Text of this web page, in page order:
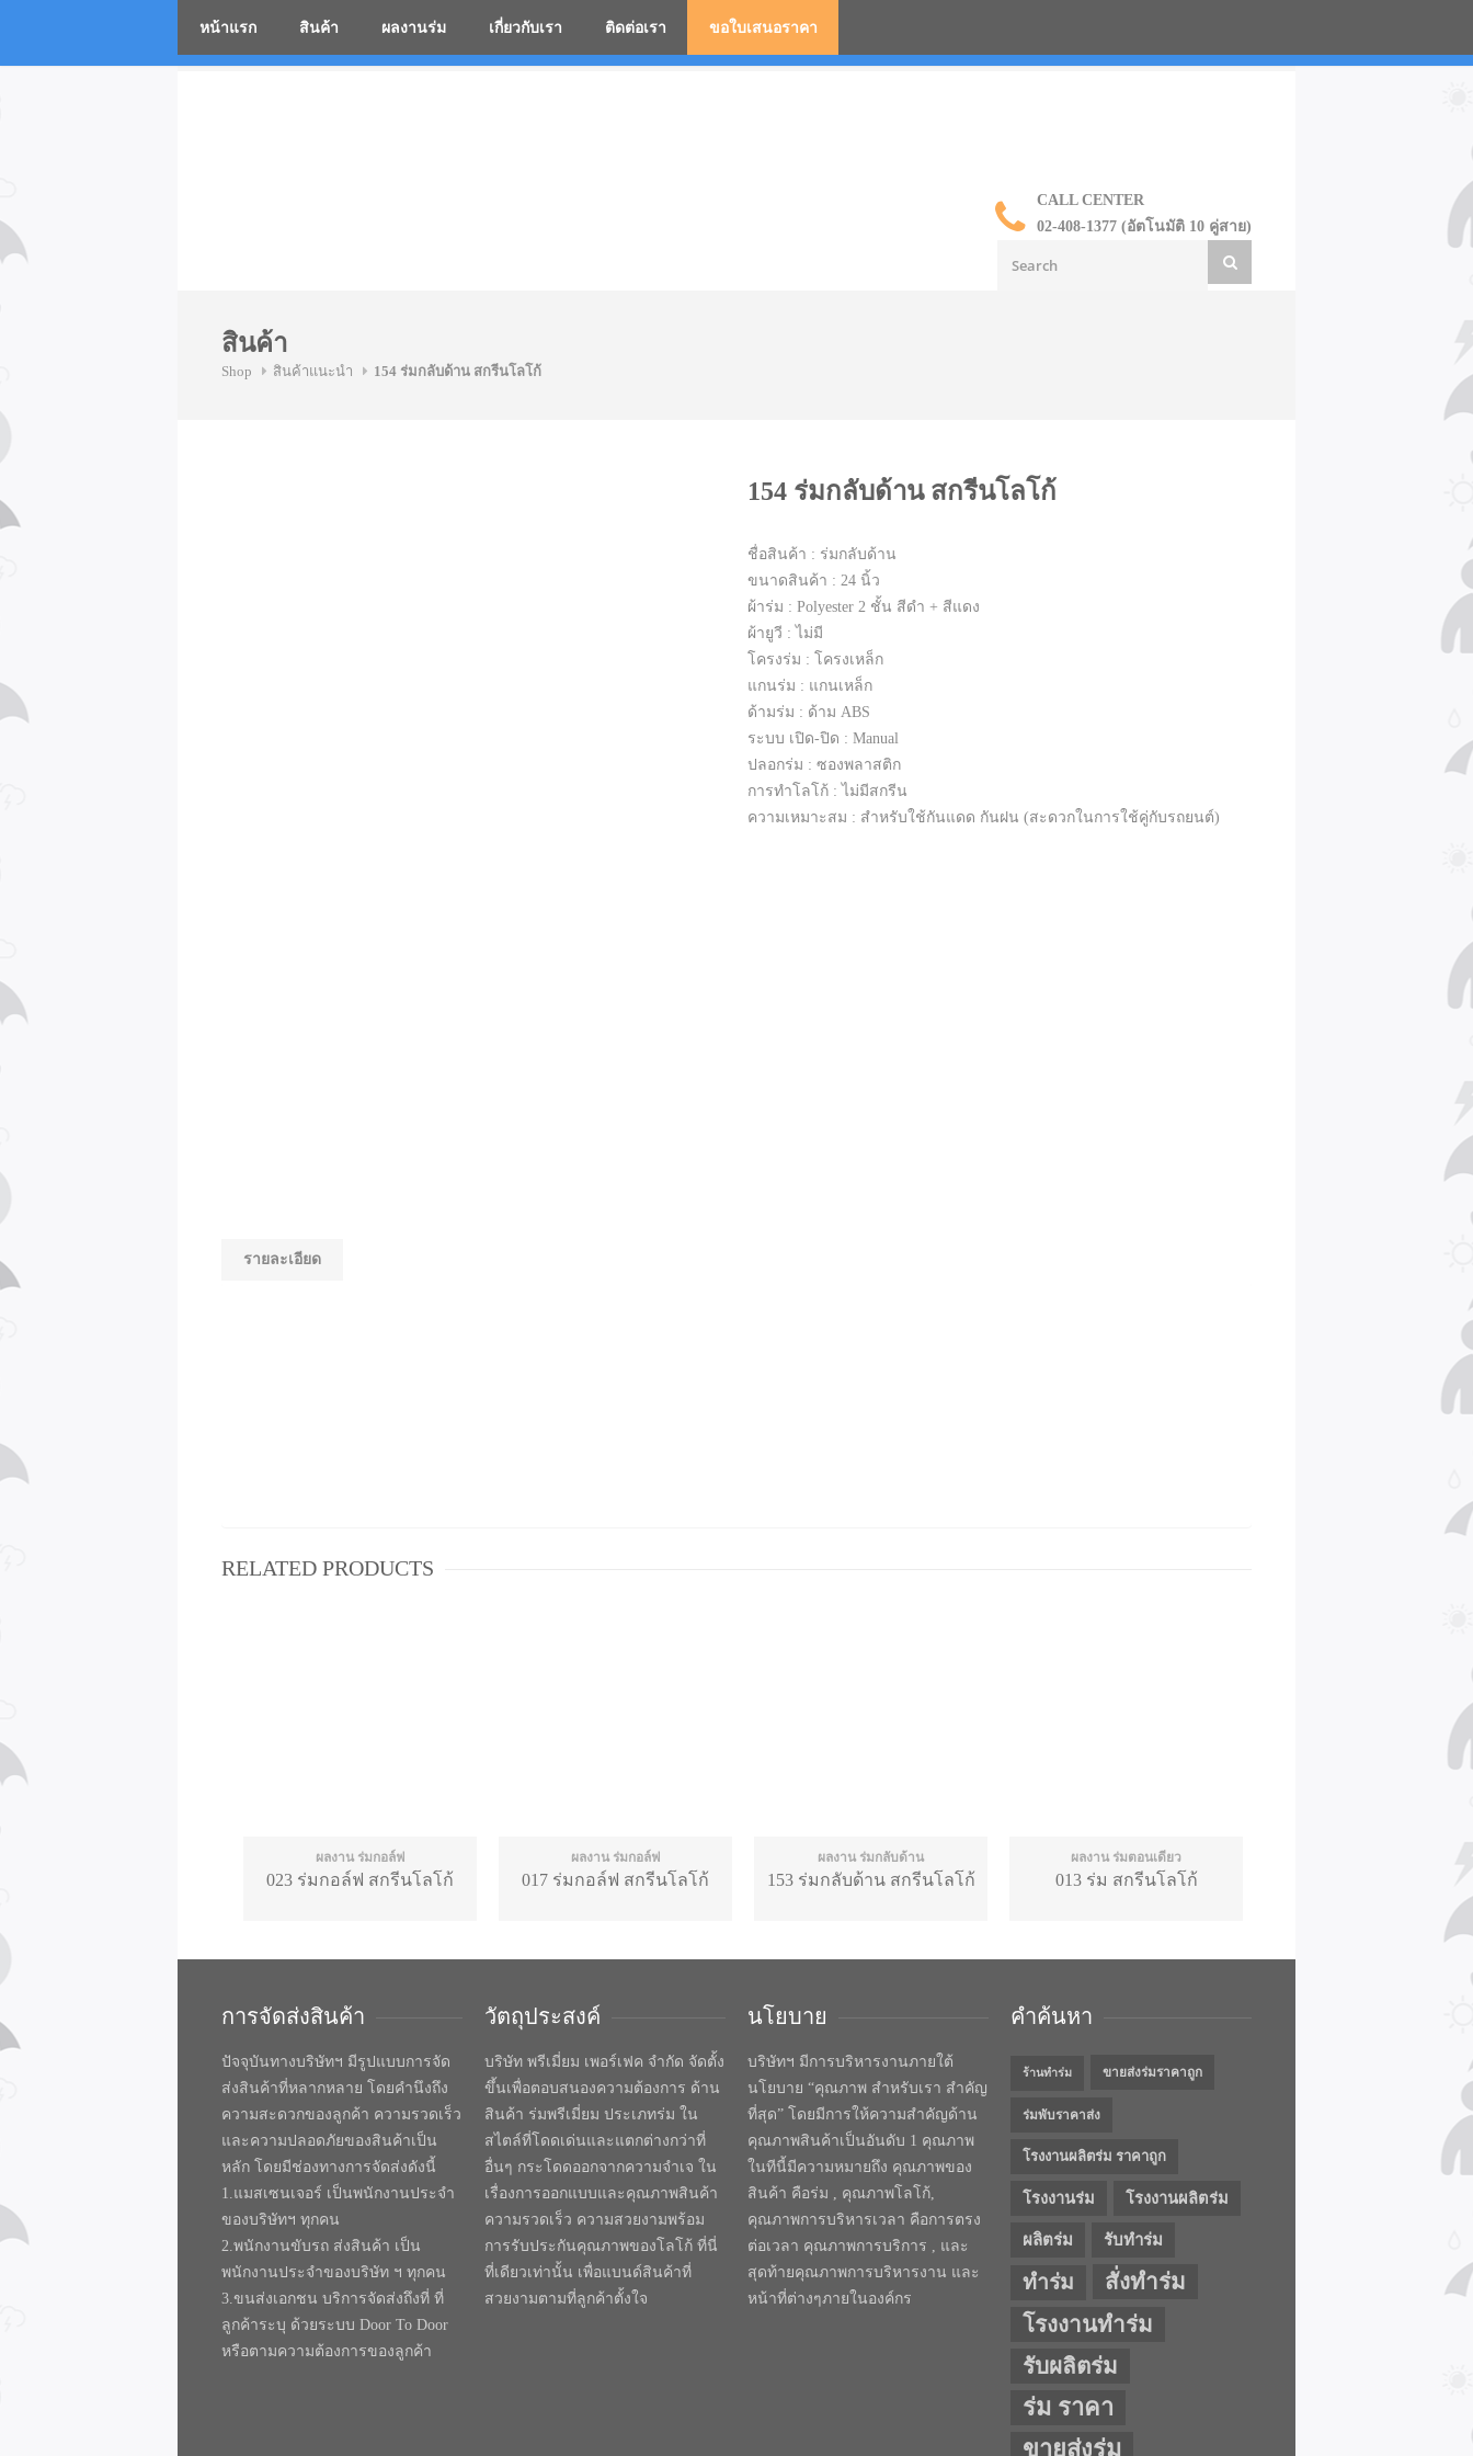
CALL CENTER
02-408-1377 (อัตโนมัติ 10 คู่สาย)
หน้าแรก สินค้า ผลงานร่ม เกี่ยวกับเรา ติดต่อเรา ขอใบเสนอราคา
สินค้า
Shop สินค้าแนะนำ 154 ร่มกลับด้าน สกรีนโลโก้
154 ร่มกลับด้าน สกรีนโลโก้
ชื่อสินค้า : ร่มกลับด้าน
ขนาดสินค้า : 24 นิ้ว
ผ้าร่ม : Polyester 2 ชั้น สีดำ + สีแดง
ผ้ายูวี : ไม่มี
โครงร่ม : โครงเหล็ก
แกนร่ม : แกนเหล็ก
ด้ามร่ม : ด้าม ABS
ระบบ เปิด-ปิด : Manual
ปลอกร่ม : ซองพลาสติก
การทำโลโก้ : ไม่มีสกรีน
ความเหมาะสม : สำหรับใช้กันแดด กันฝน (สะดวกในการใช้คู่กับรถยนต์)
รายละเอียด
RELATED PRODUCTS
ผลงาน ร่มกอล์ฟ
023 ร่มกอล์ฟ สกรีนโลโก้
ผลงาน ร่มกอล์ฟ
017 ร่มกอล์ฟ สกรีนโลโก้
ผลงาน ร่มกลับด้าน
153 ร่มกลับด้าน สกรีนโลโก้
ผลงาน ร่มตอนเดียว
013 ร่ม สกรีนโลโก้
การจัดส่งสินค้า
ปัจจุบันทางบริษัทฯ มีรูปแบบการจัด
ส่งสินค้าที่หลากหลาย โดยคำนึงถึง
ความสะดวกของลูกค้า ความรวดเร็ว
และความปลอดภัยของสินค้าเป็น
หลัก โดยมีช่องทางการจัดส่งดังนี้
1.แมสเซนเจอร์ เป็นพนักงานประจำ
ของบริษัทฯ ทุกคน
2.พนักงานขับรถ ส่งสินค้า เป็น
พนักงานประจำของบริษัท ฯ ทุกคน
3.ขนส่งเอกชน บริการจัดส่งถึงที่ ที่
ลูกค้าระบุ ด้วยระบบ Door To Door
หรือตามความต้องการของลูกค้า
วัตถุประสงค์
บริษัท พรีเมี่ยม เพอร์เฟค จำกัด จัดตั้ง
ขึ้นเพื่อตอบสนองความต้องการ ด้าน
สินค้า ร่มพรีเมี่ยม ประเภทร่ม ใน
สไตล์ที่โดดเด่นและแตกต่างกว่าที่
อื่นๆ กระโดดออกจากความจำเจ ใน
เรื่องการออกแบบและคุณภาพสินค้า
ความรวดเร็ว ความสวยงามพร้อม
การรับประกันคุณภาพของโลโก้ ที่นี่
ที่เดียวเท่านั้น เพื่อแบนด์สินค้าที่
สวยงามตามที่ลูกค้าตั้งใจ
นโยบาย
บริษัทฯ มีการบริหารงานภายใต้
นโยบาย “คุณภาพ สำหรับเรา สำคัญ
ที่สุด” โดยมีการให้ความสำคัญด้าน
คุณภาพสินค้าเป็นอันดับ 1 คุณภาพ
ในทีนี้มีความหมายถึง คุณภาพของ
สินค้า คือร่ม , คุณภาพโลโก้,
คุณภาพการบริหารเวลา คือการตรง
ต่อเวลา คุณภาพการบริการ , และ
สุดท้ายคุณภาพการบริหารงาน และ
หน้าที่ต่างๆภายในองค์กร
คำค้นหา
ร้านทำร่ม ขายส่งร่มราคาถูก
ร่มพับราคาส่ง
โรงงานผลิตร่ม ราคาถูก
โรงงานร่ม โรงงานผลิตร่ม
ผลิตร่ม รับทำร่ม
ทำร่ม
สั่งทำร่ม
โรงงานทำร่ม
รับผลิตร่ม
ร่ม ราคา
ขายส่งร่ม
โรงงานร่มสกรีนโลโก้ ร่มพรีเมี่ยม ร่มตอนเดียว ร่มกอล์ฟ ร่มกลับด้าน ราคาส่ง